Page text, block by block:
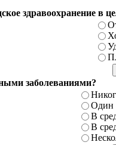
здравоохранение в
заболеваниями?
Один
В
В